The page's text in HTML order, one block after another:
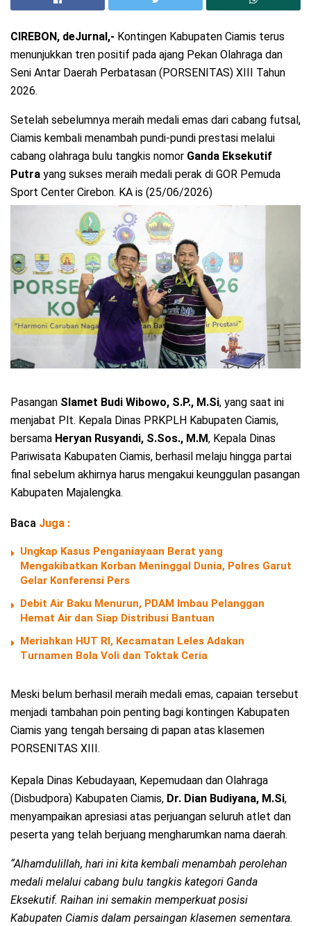
CIREBON, deJurnal,- Kontingen Kabupaten Ciamis terus
menunjukkan tren positif pada ajang Pekan Olahraga dan
Seni Antar Daerah Perbatasan (PORSENITAS) XIII Tahun
2026.
Setelah sebelumnya meraih medali emas dari cabang futsal,
Ciamis kembali menambah pundi-pundi prestasi melalui
cabang olahraga bulu tangkis nomor Ganda Eksekutif
Putra yang sukses meraih medali perak di GOR Pemuda
Sport Center Cirebon. KA is (25/06/2026)
Pasangan Slamet Budi Wibowo, S.P., M.Si, yang saat ini
menjabat Plt. Kepala Dinas PRKPLH Kabupaten Ciamis,
bersama Heryan Rusyandi, S.Sos., M.M, Kepala Dinas
Pariwisata Kabupaten Ciamis, berhasil melaju hingga partai
final sebelum akhirnya harus mengakui keunggulan pasangan
Kabupaten Majalengka.
Baca Juga :
Ungkap Kasus Penganiayaan Berat yang
Mengakibatkan Korban Meninggal Dunia, Polres Garut
Gelar Konferensi Pers
Debit Air Baku Menurun, PDAM Imbau Pelanggan
Hemat Air dan Siap Distribusi Bantuan
Meriahkan HUT RI, Kecamatan Leles Adakan
Turnamen Bola Voli dan Toktak Ceria
Meski belum berhasil meraih medali emas, capaian tersebut
menjadi tambahan poin penting bagi kontingen Kabupaten
Ciamis yang tengah bersaing di papan atas klasemen
PORSENITAS XIII.
Kepala Dinas Kebudayaan, Kepemudaan dan Olahraga
(Disbudpora) Kabupaten Ciamis, Dr. Dian Budiyana, M.Si,
menyampaikan apresiasi atas perjuangan seluruh atlet dan
peserta yang telah berjuang mengharumkan nama daerah.
“Alhamdulillah, hari ini kita kembali menambah perolehan
medali melalui cabang bulu tangkis kategori Ganda
Eksekutif. Raihan ini semakin memperkuat posisi
Kabupaten Ciamis dalam persaingan klasemen sementara.